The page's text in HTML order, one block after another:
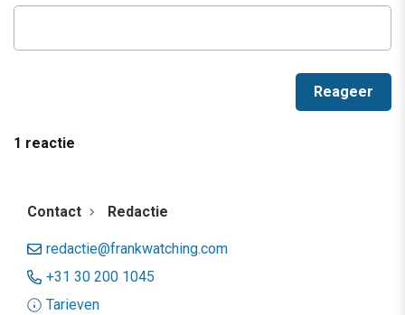
1 reactie
Contact Redactie
redactie@frankwatching.com
+31 30 200 1045
Tarieven